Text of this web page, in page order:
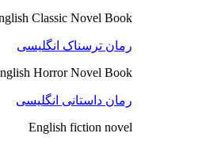
Classic Novel Book
رمان ترسناک انگلیسی
Horror Novel Book
رمان داستانی انگلیسی
English fiction novel